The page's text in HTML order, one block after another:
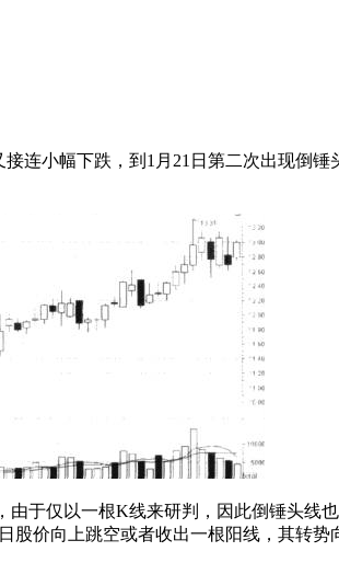
连小幅下跌，到1月21日第二次出现倒
于仅以一根K线来研判，因此倒锤头线
价向上跳空或者收出一根阳线，其转势